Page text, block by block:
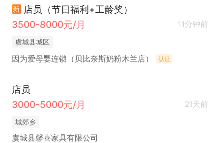
新 店员（节日福利+工龄奖）
3500-8000元/月
11分钟前
虞城县城区
因为爱母婴连锁（贝比奈斯奶粉木兰店） 认证
店员
3000-5000元/月
21天前
城郊乡
虞城县馨喜家具有限公司